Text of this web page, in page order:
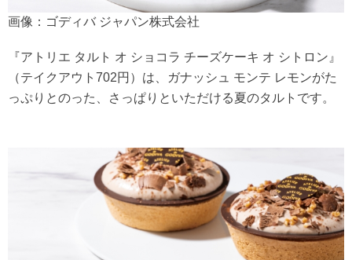
画像：ゴディバ ジャパン株式会社
『アトリエ タルト オ ショコラ チーズケーキ オ シトロン』
（テイクアウト702円）は、ガナッシュ モンテ レモンがた
っぷりとのった、さっぱりといただける夏のタルトです。